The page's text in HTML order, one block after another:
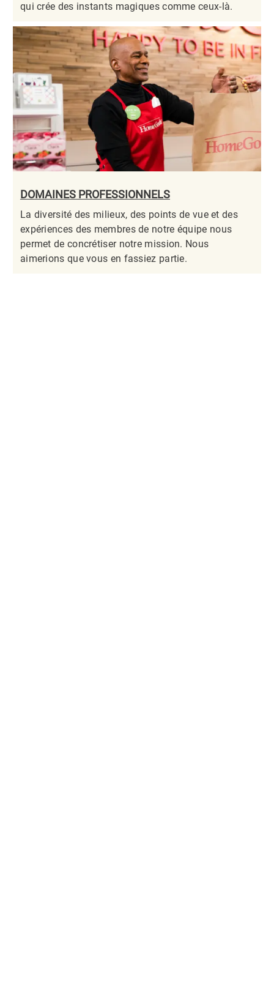
qui crée des instants magiques comme ceux-là.​​​​​​​
DOMAINES PROFESSIONNELS
La diversité des milieux, des points de vue et des
expériences des membres de notre équipe nous
permet de concrétiser notre mission. Nous
aimerions que vous en fassiez partie.​​​​​​​